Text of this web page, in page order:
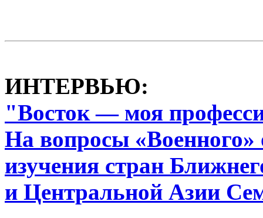
ИНТЕРВЬЮ:
"Восток — моя
На вопросы «Военного»
изучения стран
и Центральной Азии